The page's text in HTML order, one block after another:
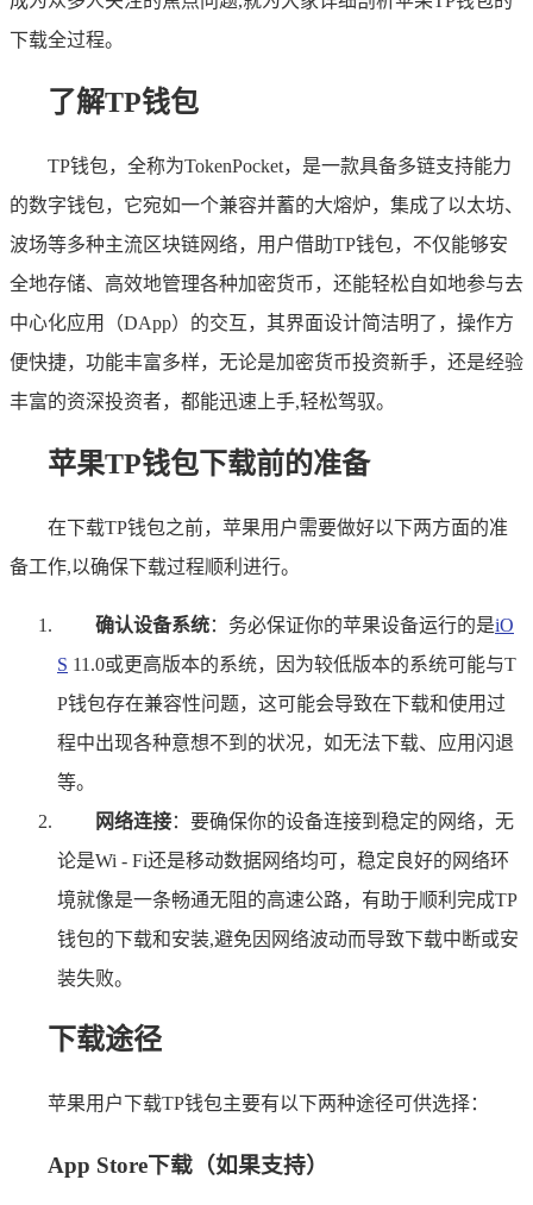
下载全过程。
了解TP钱包
TP钱包，全称为TokenPocket，是一款具备多链支持能力
的数字钱包，它宛如一个兼容并蓄的大熔炉，集成了以太坊、
波场等多种主流区块链网络，用户借助TP钱包，不仅能够安
全地存储、高效地管理各种加密货币，还能轻松自如地参与去
中心化应用（DApp）的交互，其界面设计简洁明了，操作方
便快捷，功能丰富多样，无论是加密货币投资新手，还是经验
丰富的资深投资者，都能迅速上手,轻松驾驭。
苹果TP钱包下载前的准备
在下载TP钱包之前，苹果用户需要做好以下两方面的准
备工作,以确保下载过程顺利进行。
确认设备系统：务必保证你的苹果设备运行的是iO
S 11.0或更高版本的系统，因为较低版本的系统可能与T
P钱包存在兼容性问题，这可能会导致在下载和使用过
程中出现各种意想不到的状况，如无法下载、应用闪退
等。
网络连接：要确保你的设备连接到稳定的网络，无
论是Wi - Fi还是移动数据网络均可，稳定良好的网络环
境就像是一条畅通无阻的高速公路，有助于顺利完成TP
钱包的下载和安装,避免因网络波动而导致下载中断或安
装失败。
下载途径
苹果用户下载TP钱包主要有以下两种途径可供选择：
App Store下载（如果支持）